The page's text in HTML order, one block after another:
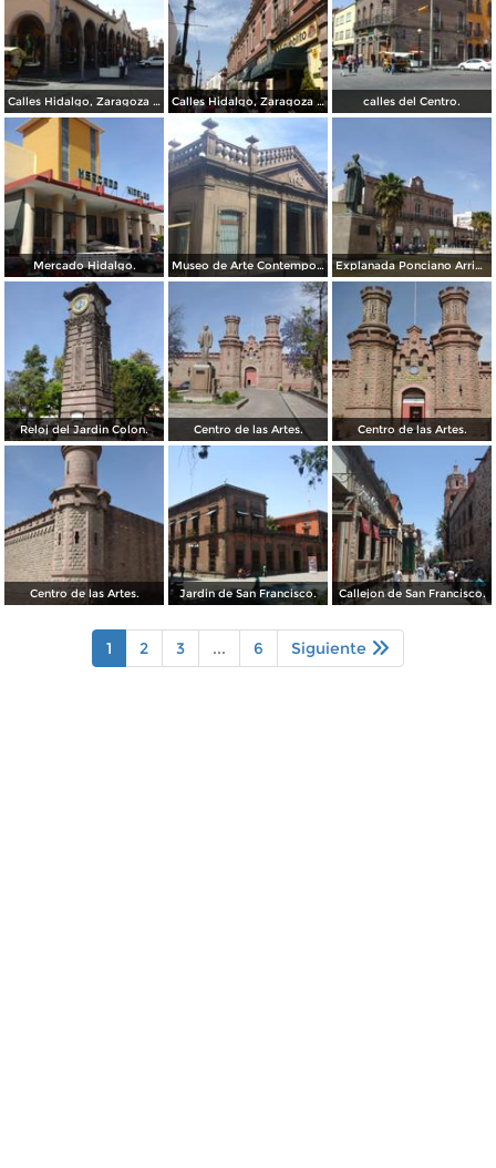
Calles Hidalgo, Zaragoza y calzada de Guadalupe. Calles Hidalgo, Zaragoza y calzada de Guadalupe. calles del Centro.
Mercado Hidalgo. Museo de Arte Contemporaneo, Antigua oficina postal. Explanada Ponciano Arriaga, frente al mercado Hidalgo.
Reloj del Jardin Colon. Centro de las Artes. Centro de las Artes.
Centro de las Artes. Jardin de San Francisco. Callejon de San Francisco.
1 2 3 ... 6 Siguiente